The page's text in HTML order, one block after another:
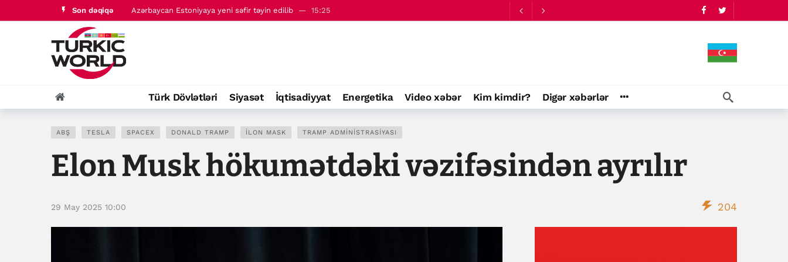
Son dəqiqə Azərbaycan Estoniyaya yeni səfir təyin edilib 15:25
Türk Dövlətləri Siyasət İqtisadiyyat Energetika Video xəbər Kim kimdir? Digər xəbərlər
ABŞ TESLA SPACEX DONALD TRAMP İLON MASK TRAMP ADMINISTRASIYASI
Elon Musk hökumətdəki vəzifəsindən ayrılır
29 May 2025 10:00 204